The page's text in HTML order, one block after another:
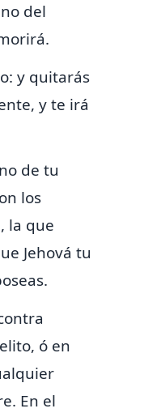
del
y quitarás
y te irá
de tu
los
la que
Jehová tu
ó en
En el